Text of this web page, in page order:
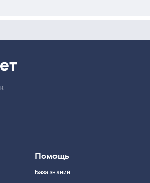
Помощь
База знаний